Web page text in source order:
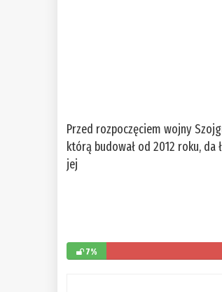
Przed rozpoczęciem wojny
którą budował od 2012 roku,
jej
7%